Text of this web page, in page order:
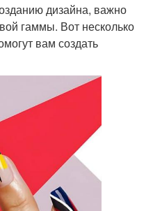
дизайна, важно
гаммы. Вот несколько
вам создать